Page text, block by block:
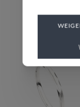
5744-W/45
€ 1.909